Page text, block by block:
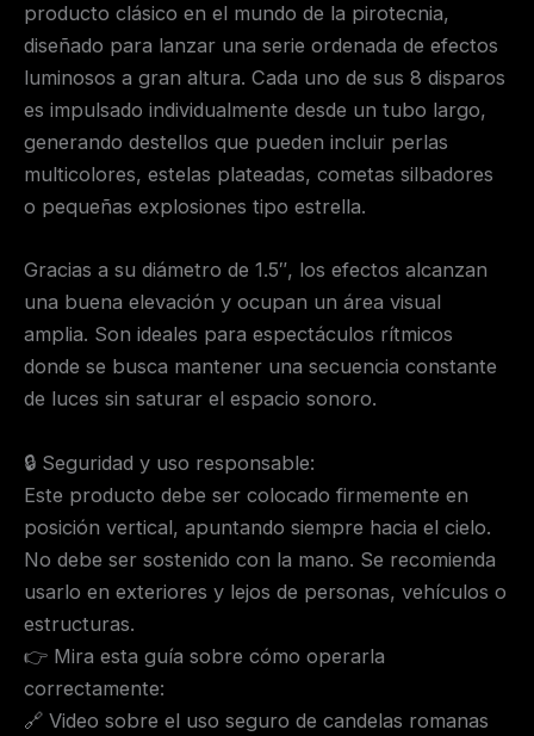
producto clásico en el mundo de la pirotecnia,
diseñado para lanzar una serie ordenada de efectos
luminosos a gran altura. Cada uno de sus 8 disparos
es impulsado individualmente desde un tubo largo,
generando destellos que pueden incluir perlas
multicolores, estelas plateadas, cometas silbadores
o pequeñas explosiones tipo estrella.
Gracias a su diámetro de 1.5″, los efectos alcanzan
una buena elevación y ocupan un área visual
amplia. Son ideales para espectáculos rítmicos
donde se busca mantener una secuencia constante
de luces sin saturar el espacio sonoro.
🔒 Seguridad y uso responsable:
Este producto debe ser colocado firmemente en
posición vertical, apuntando siempre hacia el cielo.
No debe ser sostenido con la mano. Se recomienda
usarlo en exteriores y lejos de personas, vehículos o
estructuras.
👉 Mira esta guía sobre cómo operarla
correctamente:
🔗 Video sobre el uso seguro de candelas romanas